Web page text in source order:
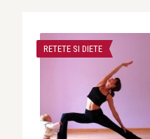
RETETE SI DIETE